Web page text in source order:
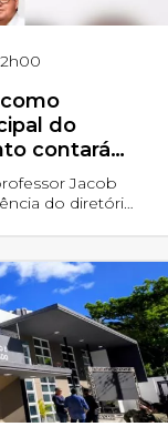
do
contará
Jacob
do diretório